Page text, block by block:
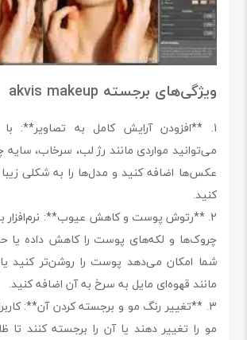
ویژگی‌های برجسته akvis makeup
می‌توانید مواردی مانند رژ لب، سرخاب، سایه
عکس‌ها اضافه کنید و مدل‌ها را به شکلی
کنید.
2. **رتوش پوست و کاهش عیوب**: نرم‌افزار
چروک‌ها و لکه‌های پوست را کاهش داده یا
شما امکان می‌دهد پوست را روشن‌تر کنید
مانند قهوه‌ای مایل به سرخ به آن اضافه کنید.
3. **تغییر رنگ مو و برجسته کردن آن**:
مو را تغییر دهند یا آن را برجسته کنند تا